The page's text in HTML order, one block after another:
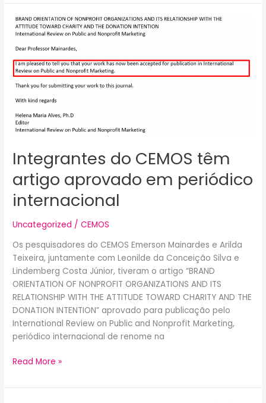
Integrantes do CEMOS têm
artigo aprovado em periódico
internacional
Uncategorized /CEMOS
Os pesquisadores do CEMOS Emerson Mainardes e Arilda
Teixeira, juntamente com Leonilde da Conceição Silva e
Lindemberg Costa Júnior, tiveram o artigo “BRAND
ORIENTATION OF NONPROFIT ORGANIZATIONS AND ITS
RELATIONSHIP WITH THE ATTITUDE TOWARD CHARITY AND THE
DONATION INTENTION” aprovado para publicação pelo
International Review on Public and Nonprofit Marketing,
periódico internacional de renome na
Integrantes
do
CEMOS
têm
artigo
aprovado
em
periódico
internacional
Read More »